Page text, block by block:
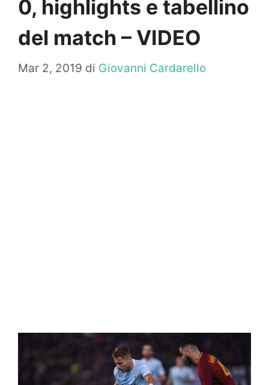
0, highlights e tabellino
del match – VIDEO
Mar 2, 2019 di Giovanni Cardarello